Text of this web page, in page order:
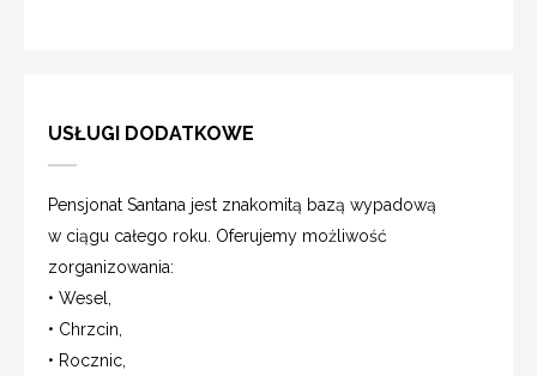
USŁUGI DODATKOWE
Pensjonat Santana jest znakomitą bazą wypadową
w ciągu całego roku. Oferujemy możliwość
zorganizowania:
• Wesel,
• Chrzcin,
• Rocznic,